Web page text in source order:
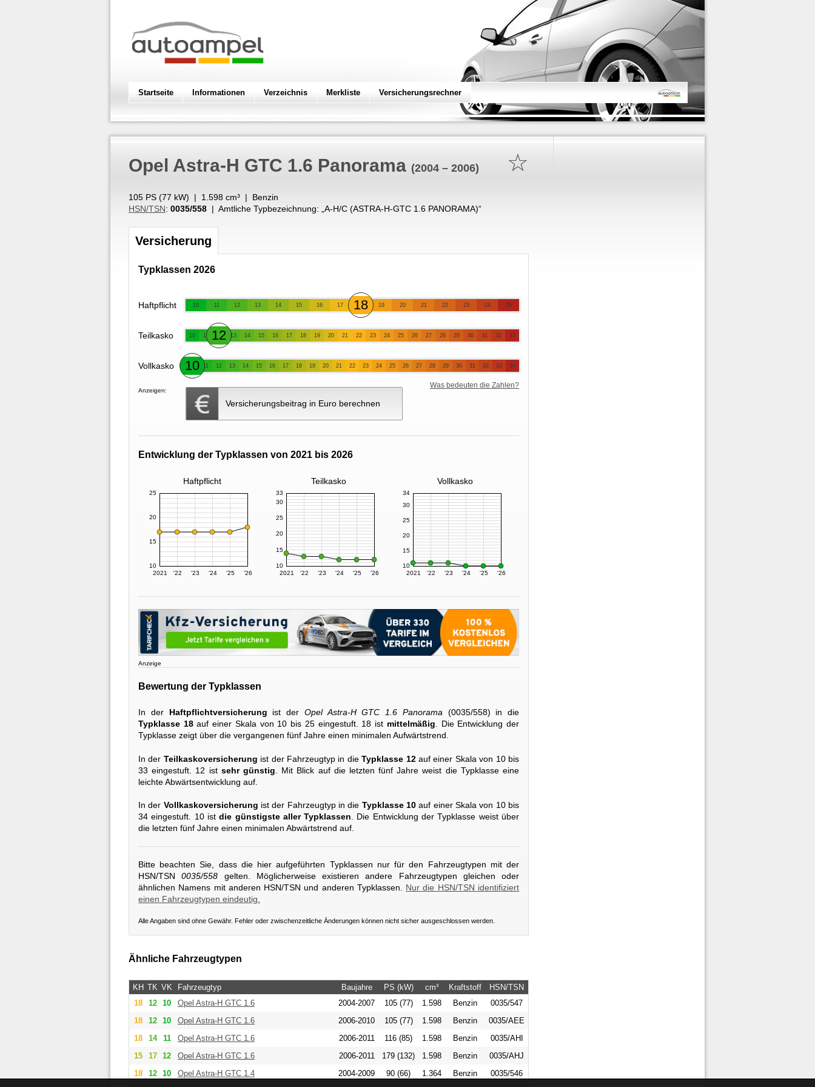
Startseite Informationen Verzeichnis Merkliste Versicherungsrechner
☆
Opel Astra-H GTC 1.6 Panorama (2004 – 2006)
105 PS (77 kW) | 1.598 cm³ | Benzin
HSN/TSN: 0035/558 | Amtliche Typbezeichnung: „ A-H/C (ASTRA-H-GTC 1.6 PANORAMA)“
Versicherung
Typklassen 2026
Haftpflicht 10 11 12 13 14 15 16 17 18 19 20 21 22 23 24 25
Teilkasko 10 11 12 13 14 15 16 17 18 19 20 21 22 23 24 25 26 27 28 29 30 31 32 33
Vollkasko 10 11 12 13 14 15 16 17 18 19 20 21 22 23 24 25 26 27 28 29 30 31 32 33 34
Anzeigen:
Versicherungsbeitrag in Euro berechnen
Was bedeuten die Zahlen?
Entwicklung der Typklassen von 2021 bis 2026
Haftpflicht Teilkasko Vollkasko
2021 '22 '23 '24 '25 '26
10
15
20
25
2021 '22 '23 '24 '25 '26
10
15
20
25
30
33
2021 '22 '23 '24 '25 '26
10
15
20
25
30
34
Anzeige
Bewertung der Typklassen
In der Haftpflichtversicherung ist der Opel Astra-H GTC 1.6 Panorama (0035/558) in die
Typklasse 18auf einer Skala von 10 bis 25 eingestuft. 18 ist mittelmäßig . Die Entwicklung der
Typklasse zeigt über die vergangenen fünf Jahre einen minimalen Aufwärtstrend.
In der Teilkaskoversicherung ist der Fahrzeugtyp in dieTypklasse 12auf einer Skala von 10 bis
33 eingestuft. 12 ist sehr günstig . Mit Blick auf die letzten fünf Jahre weist die Typklasse eine
leichte Abwärtsentwicklung auf.
In der Vollkaskoversicherung ist der Fahrzeugtyp in die Typklasse 10 auf einer Skala von 10 bis
34 eingestuft. 10 istdie günstigste aller Typklassen. Die Entwicklung der Typklasse weist über
die letzten fünf Jahre einen minimalen Abwärtstrend auf.
Bitte beachten Sie, dass die hier aufgeführten Typklassen nur für den Fahrzeugtypen mit der
HSN/TSN0035/558 gelten. Möglicherweise existieren andere Fahrzeugtypen gleichen oder
ähnlichen Namens mit anderen HSN/TSN und anderen Typklassen. Nur die HSN/TSN identifiziert
einen Fahrzeugtypen eindeutig.
Alle Angaben sind ohne Gewähr. Fehler oder zwischenzeitliche Änderungen können nicht sicher ausgeschlossen werden.
Ähnliche Fahrzeugtypen
KH TK VK Fahrzeugtyp Baujahre PS (kW) cm³ Kraftstoff
HSN/TSN
18
12 10 Opel Astra-H GTC 1.6 2004-2007 105 (77) 1.598 Benzin
0035/547
18
12 10 Opel Astra-H GTC 1.6 2006-2010 105 (77) 1.598 Benzin
0035/AEE
18
14 11 Opel Astra-H GTC 1.6 2006-2011 116 (85) 1.598 Benzin
0035/AHI
15
17 12 Opel Astra-H GTC 1.6 2006-2011 179 (132) 1.598 Benzin
0035/AHJ
18
12 10 Opel Astra-H GTC 1.4 2004-2009 90 (66) 1.364 Benzin
0035/546